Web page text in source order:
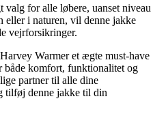
valg for alle løbere, uanset niveau
eller i naturen, vil denne jakke
vejrforsikringer.
Warmer et ægte must-have
både komfort, funktionalitet og
partner til alle dine
tilføj denne jakke til din